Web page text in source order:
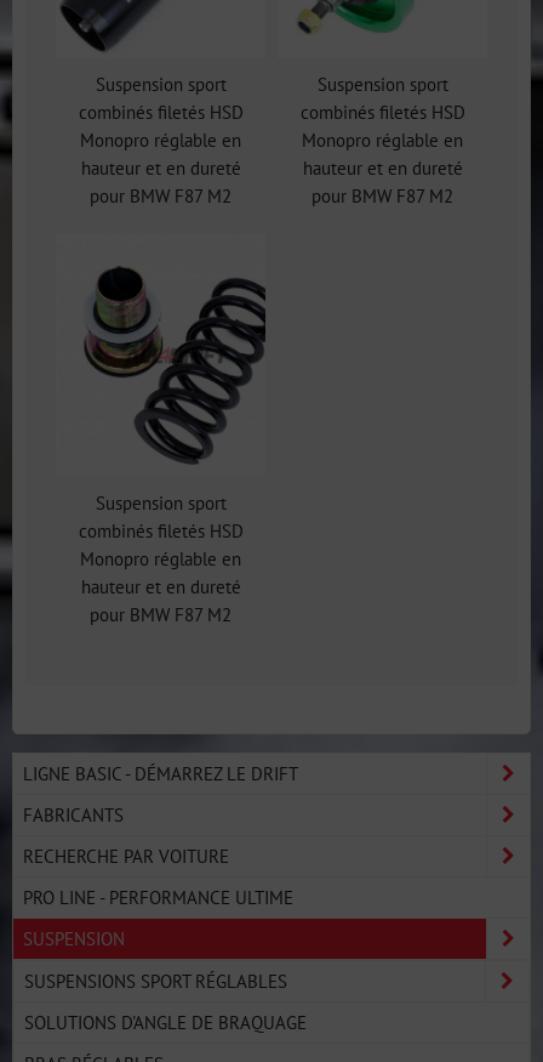
Suspension sport
combinés filetés HSD
Monopro réglable en
hauteur et en dureté
pour BMW F87 M2
Suspension sport
combinés filetés HSD
Monopro réglable en
hauteur et en dureté
pour BMW F87 M2
Suspension sport
combinés filetés HSD
Monopro réglable en
hauteur et en dureté
pour BMW F87 M2
LIGNE BASIC - DÉMARREZ LE DRIFT
FABRICANTS
RECHERCHE PAR VOITURE
PRO LINE - PERFORMANCE ULTIME
SUSPENSION
SUSPENSIONS SPORT RÉGLABLES
SOLUTIONS D'ANGLE DE BRAQUAGE